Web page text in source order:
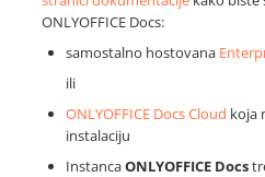
ONLYOFFICE Docs:
samostalno hostovana
ili
ONLYOFFICE Docs Cloud koja
instalaciju
InstancaONLYOFFICE Docs